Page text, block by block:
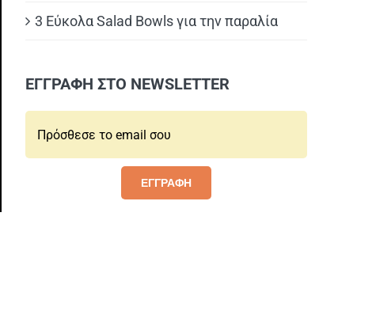
3 Εύκολα Salad Bowls για την παραλία
ΕΓΓΡΑΦΗ ΣΤΟ NEWSLETTER
ΕΓΓΡΑΦΗ